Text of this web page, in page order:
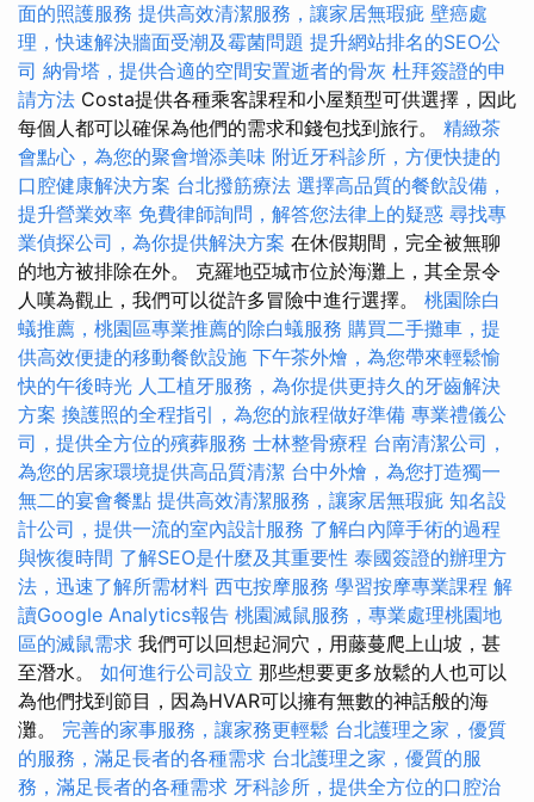
面的照護服務 提供高效清潔服務，讓家居無瑕疵 壁癌處
理，快速解決牆面受潮及霉菌問題 提升網站排名的SEO公
司 納骨塔，提供合適的空間安置逝者的骨灰 杜拜簽證的申
請方法 Costa提供各種乘客課程和小屋類型可供選擇，因此
每個人都可以確保為他們的需求和錢包找到旅行。 精緻茶
會點心，為您的聚會增添美味 附近牙科診所，方便快捷的
口腔健康解決方案 台北撥筋療法 選擇高品質的餐飲設備，
提升營業效率 免費律師詢問，解答您法律上的疑惑 尋找專
業偵探公司，為你提供解決方案 在休假期間，完全被無聊
的地方被排除在外。 克羅地亞城市位於海灘上，其全景令
人嘆為觀止，我們可以從許多冒險中進行選擇。 桃園除白
蟻推薦，桃園區專業推薦的除白蟻服務 購買二手攤車，提
供高效便捷的移動餐飲設施 下午茶外燴，為您帶來輕鬆愉
快的午後時光 人工植牙服務，為你提供更持久的牙齒解決
方案 換護照的全程指引，為您的旅程做好準備 專業禮儀公
司，提供全方位的殯葬服務 士林整骨療程 台南清潔公司，
為您的居家環境提供高品質清潔 台中外燴，為您打造獨一
無二的宴會餐點 提供高效清潔服務，讓家居無瑕疵 知名設
計公司，提供一流的室內設計服務 了解白內障手術的過程
與恢復時間 了解SEO是什麼及其重要性 泰國簽證的辦理方
法，迅速了解所需材料 西屯按摩服務 學習按摩專業課程 解
讀Google Analytics報告 桃園滅鼠服務，專業處理桃園地
區的滅鼠需求 我們可以回想起洞穴，用藤蔓爬上山坡，甚
至潛水。 如何進行公司設立 那些想要更多放鬆的人也可以
為他們找到節目，因為HVAR可以擁有無​​數的神話般的海
灘。 完善的家事服務，讓家務更輕鬆 台北護理之家，優質
的服務，滿足長者的各種需求 台北護理之家，優質的服
務，滿足長者的各種需求 牙科診所，提供全方位的口腔治